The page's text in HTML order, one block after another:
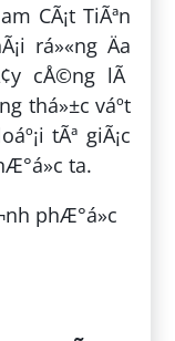
CÃ¡t TiÃªn
rá»«ng Äa
cÅ©ng lÃ
thá»±c váº­t
tÃª giÃ¡c
ta.